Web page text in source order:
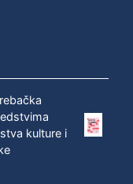
kulture i